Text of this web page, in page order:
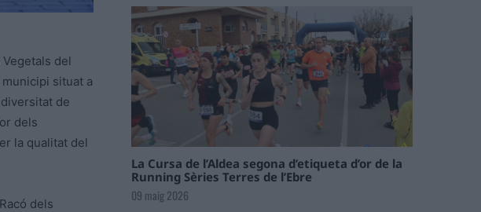
del
situat a
de
dels
la qualitat del
dels
La Cursa de l’Aldea segona d’etiqueta d’or de la
Running Sèries Terres de l’Ebre
09 maig 2026